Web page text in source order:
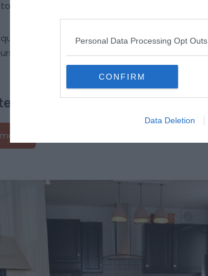
Personal Data Processing Opt Outs
CONFIRM
Data Deletion
le confort nécessaire pour un séjour
caractérise ce super airbnb à Besançon,
modernes et des meubles type industriel,
sur jardin